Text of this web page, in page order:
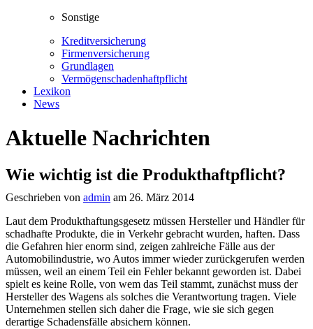
Sonstige
Kreditversicherung
Firmenversicherung
Grundlagen
Vermögenschadenhaftpflicht
Lexikon
News
Aktuelle Nachrichten
Wie wichtig ist die Produkthaftpflicht?
Geschrieben von admin am 26. März 2014
Laut dem Produkthaftungsgesetz müssen Hersteller und Händler für
schadhafte Produkte, die in Verkehr gebracht wurden, haften. Dass
die Gefahren hier enorm sind, zeigen zahlreiche Fälle aus der
Automobilindustrie, wo Autos immer wieder zurückgerufen werden
müssen, weil an einem Teil ein Fehler bekannt geworden ist. Dabei
spielt es keine Rolle, von wem das Teil stammt, zunächst muss der
Hersteller des Wagens als solches die Verantwortung tragen. Viele
Unternehmen stellen sich daher die Frage, wie sie sich gegen
derartige Schadensfälle absichern können.